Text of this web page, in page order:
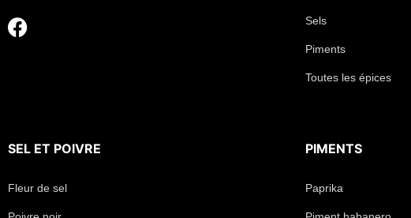
Sels
Piments
Toutes les épices
SEL ET POIVRE
Fleur de sel
PIMENTS
Paprika